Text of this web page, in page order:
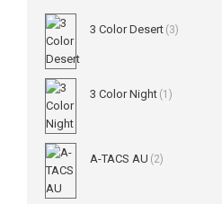
3 Color Desert (3)
3 Color Night (1)
A-TACS AU (2)